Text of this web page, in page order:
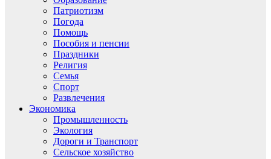
Патриотизм
Погода
Помощь
Пособия и пенсии
Праздники
Религия
Семья
Спорт
Развлечения
Экономика
Промышленность
Экология
Дороги и Транспорт
Сельское хозяйство